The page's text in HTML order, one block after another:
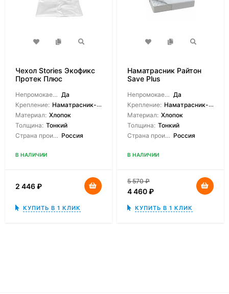
Чехол Stories Экофикс
Протек Плюс
Непромокаемый: Да
Крепление: Наматрасник-чехол
Материал: Хлопок
Толщина: Тонкий
Страна производитель: Россия
В НАЛИЧИИ
2 446₽
КУПИТЬ В 1 КЛИК
Наматрасник Райтон
Save Plus
Непромокаемый: Да
Крепление: Наматрасник-чехол
Материал: Хлопок
Толщина: Тонкий
Страна производитель: Россия
В НАЛИЧИИ
5 570₽
4 460₽
КУПИТЬ В 1 КЛИК